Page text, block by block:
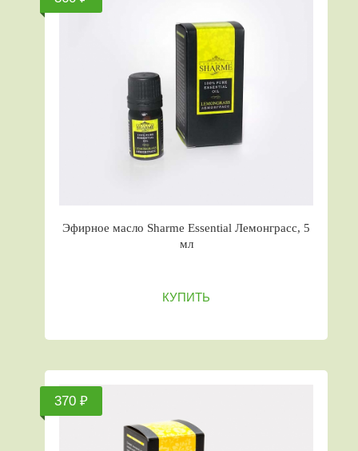
Эфирное масло Sharme Essential Лемонграсс, 5
мл
КУПИТЬ
370 ₽